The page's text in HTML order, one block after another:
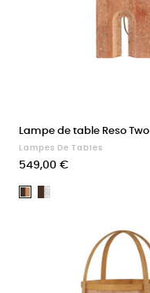
Lampe de table Reso Two
Lampes De Tables
Prix
549,00 €
Marron,Marron